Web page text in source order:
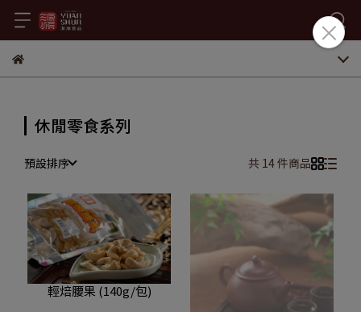
休閒零食系列
預設排序 共 14 件商品
輕焙腰果 (140g/包)